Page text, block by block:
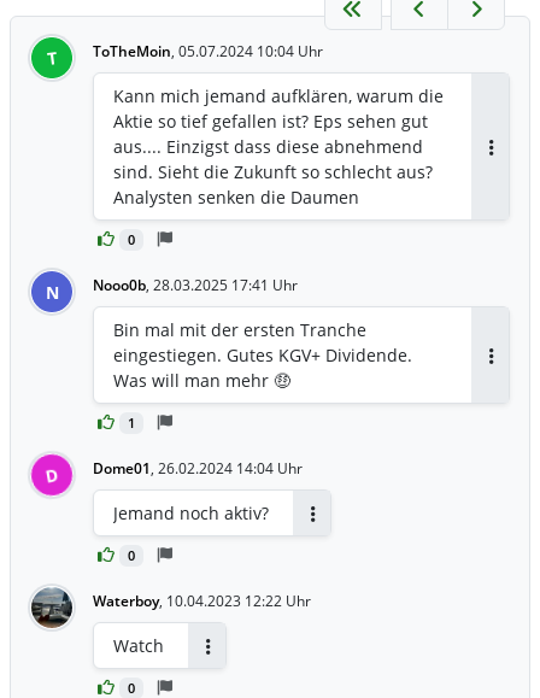
T ToTheMoin, 05.07.2024 10:04 Uhr
0
Kann mich jemand aufklären, warum die
Aktie so tief gefallen ist? Eps sehen gut
aus.... Einzigst dass diese abnehmend
sind. Sieht die Zukunft so schlecht aus?
Analysten senken die Daumen
N Nooo0b, 28.03.2025 17:41 Uhr
1
Bin mal mit der ersten Tranche
eingestiegen. Gutes KGV+ Dividende.
Was will man mehr 🤑
D Dome01, 26.02.2024 14:04 Uhr
0
Jemand noch aktiv?
Waterboy, 10.04.2023 12:22 Uhr
0
Watch